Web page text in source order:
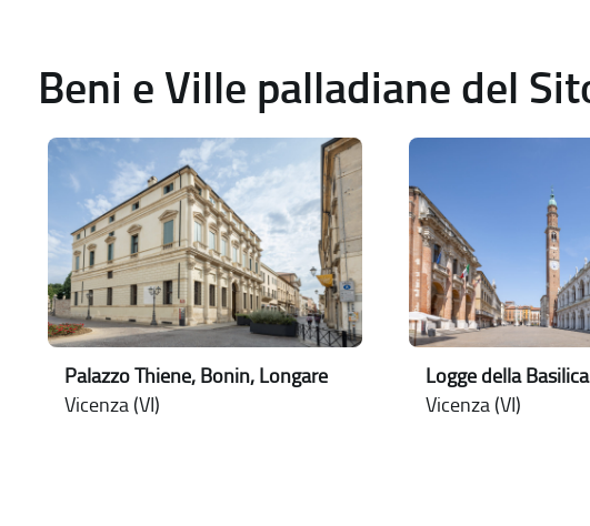
Beni e Ville palladiane del
Palazzo Thiene, Bonin, Longare
Vicenza (VI)
Logge della
Vicenza (VI)